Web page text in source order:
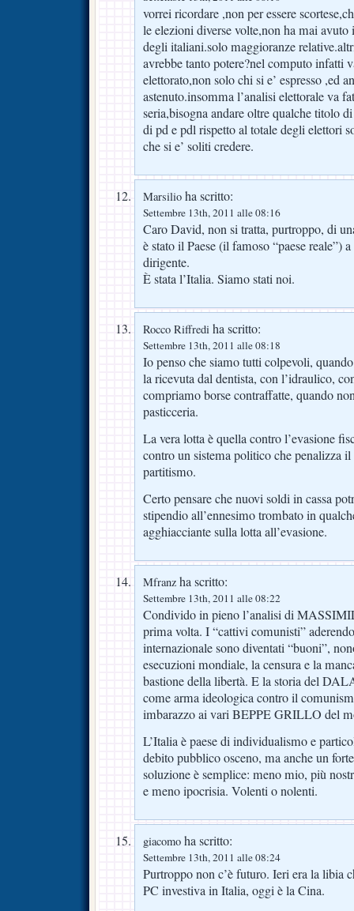
vorrei ricordare ,non per essere
le elezioni diverse volte,non ha mai
degli italiani.solo maggioranze
avrebbe tanto potere?nel computo infatti
elettorato,non solo chi si e’ espresso ,ed
astenuto.insomma l’analisi elettorale va
seria,bisogna andare oltre qualche titolo
di pd e pdl rispetto al totale degli elettori
che si e’ soliti credere.
Marsilio ha scritto:
Settembre 13th, 2011 alle 08:16
Caro David, non si tratta, purtroppo, di
è stato il Paese (il famoso “paese reale”)
dirigente.
È stata l’Italia. Siamo stati noi.
Rocco Riffredi ha scritto:
Settembre 13th, 2011 alle 08:18
Io penso che siamo tutti colpevoli,
la ricevuta dal dentista, con l’idraulico,
compriamo borse contraffatte, quando
pasticceria.
La vera lotta è quella contro l’evasione
contro un sistema politico che penalizza
partitismo.
Certo pensare che nuovi soldi in cassa
stipendio all’ennesimo trombato in
agghiacciante sulla lotta all’evasione.
Mfranz ha scritto:
Settembre 13th, 2011 alle 08:22
Condivido in pieno l’analisi di
prima volta. I “cattivi comunisti”
internazionale sono diventati “buoni”,
esecuzioni mondiale, la censura e la
bastione della libertà. E la storia del
come arma ideologica contro il
imbarazzo ai vari BEPPE GRILLO del
L’Italia è paese di individualismo e
debito pubblico osceno, ma anche un
soluzione è semplice: meno mio, più
e meno ipocrisia. Volenti o nolenti.
giacomo ha scritto:
Settembre 13th, 2011 alle 08:24
Purtroppo non c’è futuro. Ieri era la libia
PC investiva in Italia, oggi è la Cina.